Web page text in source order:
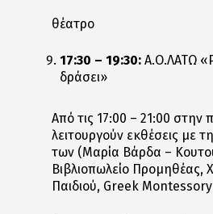
θέατρο
17:30 – 19:30: A.O.ΛΑΤΩ
δράσει»
Από τις 17:00 – 21:00 στην
λειτουργούν εκθέσεις με
των (Μαρία Βάρδα –
Βιβλιοπωλείο Προμηθέας,
Παιδιού, Greek